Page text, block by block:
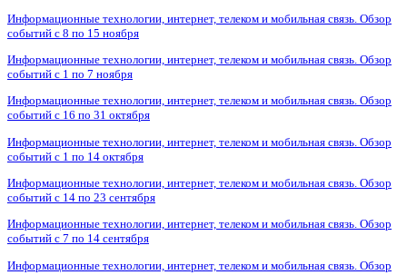
Информационные технологии, интернет, телеком и мобильная связь. Обзор
событий с 8 по 15 ноября
Информационные технологии, интернет, телеком и мобильная связь. Обзор
событий с 1 по 7 ноября
Информационные технологии, интернет, телеком и мобильная связь. Обзор
событий с 16 по 31 октября
Информационные технологии, интернет, телеком и мобильная связь. Обзор
событий с 1 по 14 октября
Информационные технологии, интернет, телеком и мобильная связь. Обзор
событий с 14 по 23 сентября
Информационные технологии, интернет, телеком и мобильная связь. Обзор
событий с 7 по 14 сентября
Информационные технологии, интернет, телеком и мобильная связь. Обзор